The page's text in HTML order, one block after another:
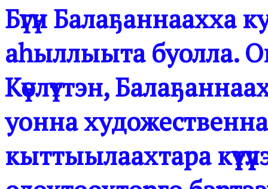
Бүгүн Балаҕаннаахха
аһыллыыта буолла.
Күөлүттэн,
уонна
кыттыылаахтара